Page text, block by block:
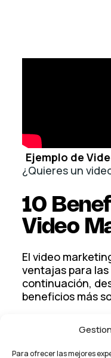
Para ofrecer las mejores
Ejemplo de
¿Quieres un
10
Video
El video
ventajas para
continuación,
beneficios más
obtener
motores de